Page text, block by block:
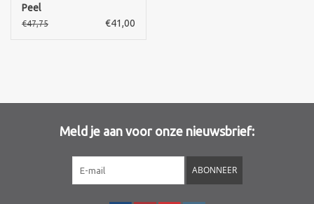
Peel
€47,75 €41,00
Meld je aan voor onze nieuwsbrief:
ABONNEER